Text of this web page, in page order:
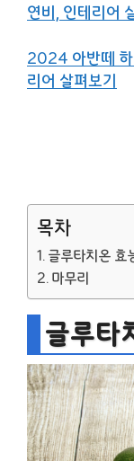
연비, 인테리어
2024 아반떼 하
리어 살펴보기
목차
글루타치온 효
마무리
글루타